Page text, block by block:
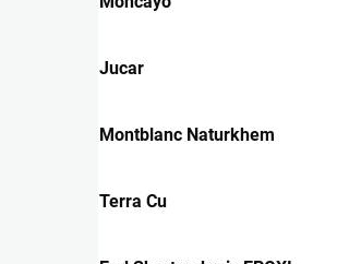
Jucar
Montblanc Naturkhem
Terra Cu